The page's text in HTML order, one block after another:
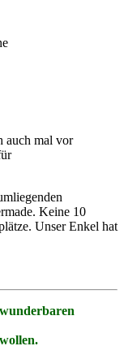
auch mal vor
Keine 10
Unser Enkel hat